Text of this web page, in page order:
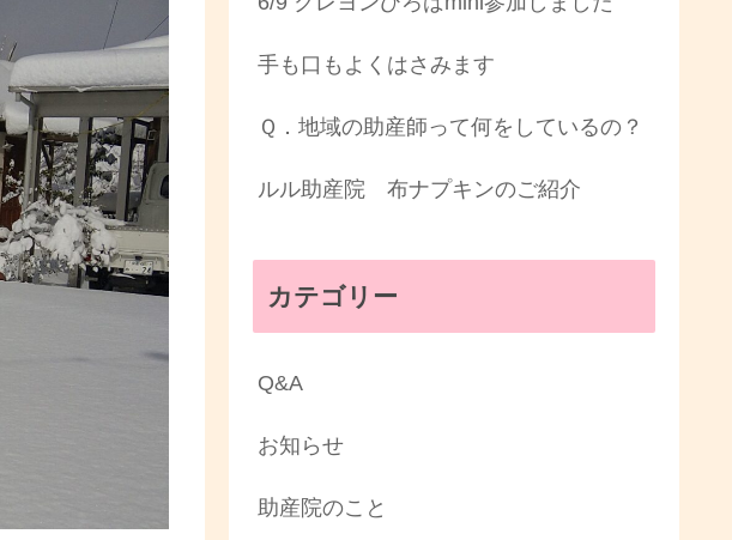
手も口もよくはさみます
Ｑ．地域の助産師って何をしているの？
ルル助産院 布ナプキンのご紹介
カテゴリー
Q&A
お知らせ
助産院のこと